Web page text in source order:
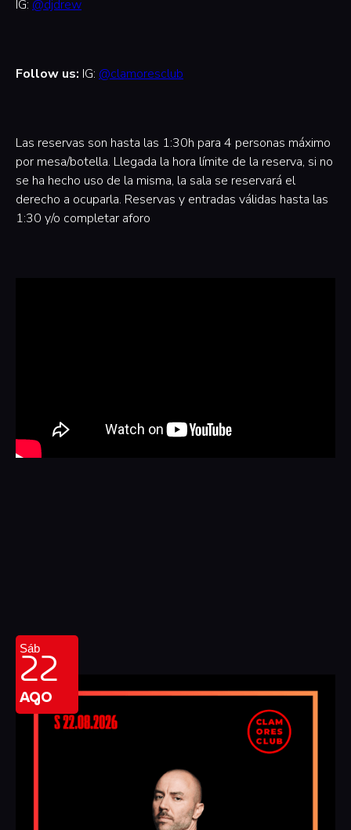
IG: @djdrew
Follow us: IG: @clamoresclub
Las reservas son hasta las 1:30h para 4 personas máximo
por mesa/botella. Llegada la hora límite de la reserva, si no
se ha hecho uso de la misma, la sala se reservará el
derecho a ocuparla. Reservas y entradas válidas hasta las
1:30 y/o completar aforo
Sáb
22
AGO